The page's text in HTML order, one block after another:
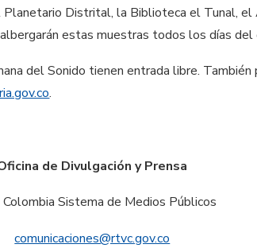
Distrital, la Biblioteca el Tunal, el
estas muestras todos los días del
del Sonido tienen entrada libre.
.
de Divulgación y Prensa
Sistema de Medios Públicos
comunicaciones@rtvc.gov.co